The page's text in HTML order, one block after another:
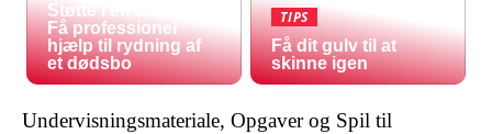
Støtte i en svær tid:
Få professionel
hjælp til rydning af
et dødsbo
TIPS
Få dit gulv til at
skinne igen
Undervisningsmateriale, Opgaver og Spil til